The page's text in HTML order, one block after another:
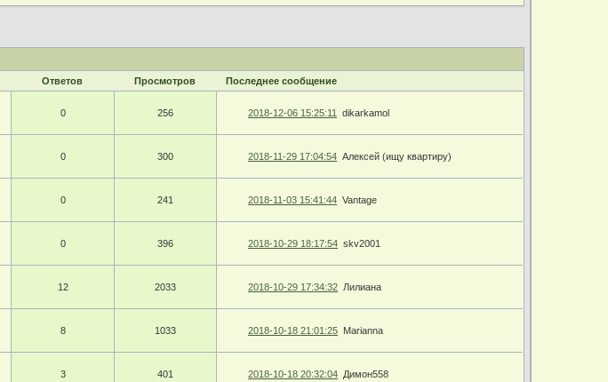
Ответов Просмотров Последнее сообщение
0
256 2018-12-06 15:25:11 dikarkamol
0
300 2018-11-29 17:04:54 Алексей (ищу квартиру)
0
241 2018-11-03 15:41:44 Vantage
0
396 2018-10-29 18:17:54 skv2001
12
2033 2018-10-29 17:34:32 Лилиана
8
1033 2018-10-18 21:01:25 Marianna
3
401 2018-10-18 20:32:04 Димон558